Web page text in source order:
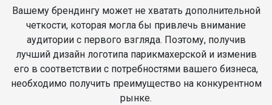
Вашему брендингу может не хватать дополнительной
четкости, которая могла бы привлечь внимание
аудитории с первого взгляда. Поэтому, получив
лучший дизайн логотипа парикмахерской и изменив
его в соответствии с потребностями вашего бизнеса,
необходимо получить преимущество на конкурентном
рынке.